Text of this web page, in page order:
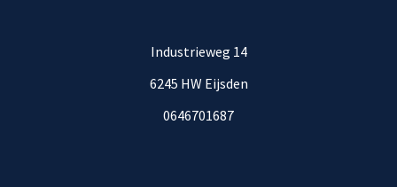
Industrieweg 14
6245 HW Eijsden
0646701687